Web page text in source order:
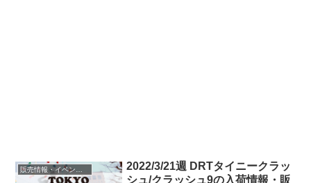
2022/3/21週 DRTタイニークラッ
シュ/クラッシュ9の入荷情報・販